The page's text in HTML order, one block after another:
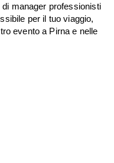
manager professionisti
per il tuo viaggio,
evento a Pirna e nelle